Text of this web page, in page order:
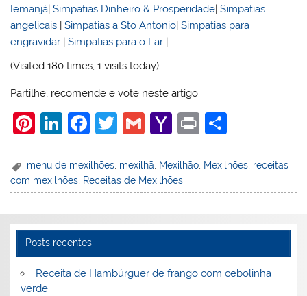
Iemanjá|Simpatias Dinheiro & Prosperidade|Simpatias
angelicais |Simpatias a Sto Antonio|Simpatias para
engravidar |Simpatias para o Lar |
(Visited 180 times, 1 visits today)
Partilhe, recomende e vote neste artigo
Pi
er
e
st
Li
k
e
n
F
c
e
o
o
k
T
itt
er
G
ai
l
Y
h
o
M
ai
l
Pr
t
ar
e
menu de mexilhões mexilhã Mexilhão Mexilhões receitas
com mexilhões Receitas de Mexilhões
Posts recentes
Receita de Hambúrguer de frango com cebolinha
verde